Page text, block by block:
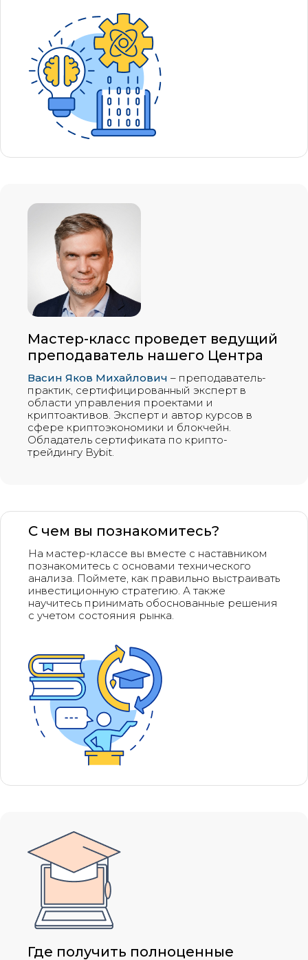
Мастер-класс проведет ведущий
преподаватель нашего Центра
Васин Яков Михайлович – преподаватель-
практик, сертифицированный эксперт в
области управления проектами и
криптоактивов. Эксперт и автор курсов в
сфере криптоэкономики и блокчейн.
Обладатель сертификата по крипто-
трейдингу Bybit.
С чем вы познакомитесь?
На мастер-классе вы вместе с наставником
познакомитесь с основами технического
анализа. Поймете, как правильно выстраивать
инвестиционную стратегию. А также
научитесь принимать обоснованные решения
с учетом состояния рынка.
Где получить полноценные